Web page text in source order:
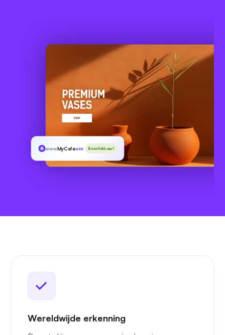
wwwMyCafe.vin Beschikbaar!
Wereldwijde erkenning